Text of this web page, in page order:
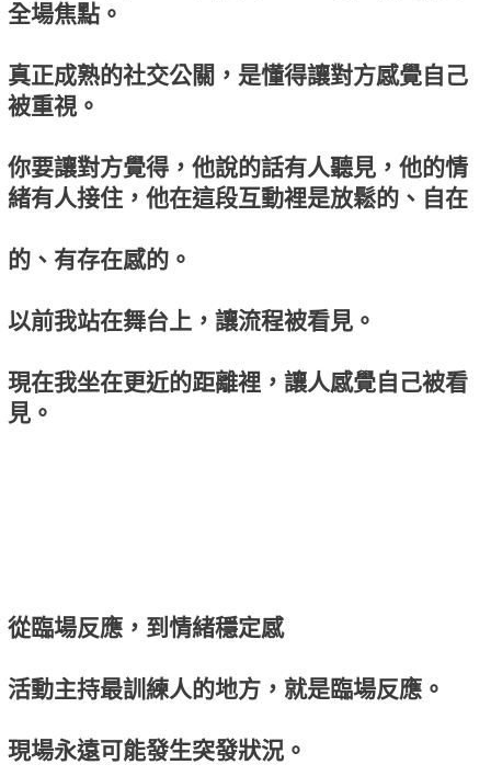
全場焦點。
真正成熟的社交公關，是懂得讓對方感覺自己
被重視。
你要讓對方覺得，他說的話有人聽見，他的情
緒有人接住，他在這段互動裡是放鬆的、自在
的、有存在感的。
以前我站在舞台上，讓流程被看見。
現在我坐在更近的距離裡，讓人感覺自己被看
見。
從臨場反應，到情緒穩定感
活動主持最訓練人的地方，就是臨場反應。
現場永遠可能發生突發狀況。